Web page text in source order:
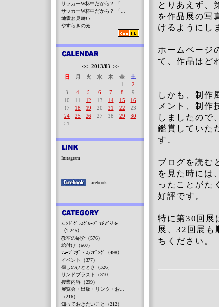
とりあえず
を作品展の写
けるようにし
ホームページ
て、作品はど
しかも、制作
メント、制作
しましたので
鑑賞していた
す。
ブログを読む
を見た時には
ったことがた
好評です。
特に第30回展
展、32回展も
ちください。
サッカーW杯中だから？ 「...
サッカーW杯中だから？ 「...
地震お見舞い
やすらぎの光
<< 2013/03 >>
日
月 火 水 木 金
土
1
2
3
4 5 6 7 8
9
10
11 12 13 14 15
16
17
18 19 20 21 22
23
24
25 26 27 28 29
30
31
Instagram
facebook
ｽﾃﾝﾄﾞｸﾞﾗｽｸﾞﾙｰﾌﾟ びどりを
（1,245）
教室の紹介（576）
絵付け（507）
ﾌｭｰｼﾞﾝｸﾞ・ｽﾗﾝﾋﾟﾝｸﾞ（498）
イベント（377）
癒しのひととき（326）
サンドブラスト（310）
授業内容（299）
展覧会・出版・リンク・お...
（216）
知っておきたいこと（212）